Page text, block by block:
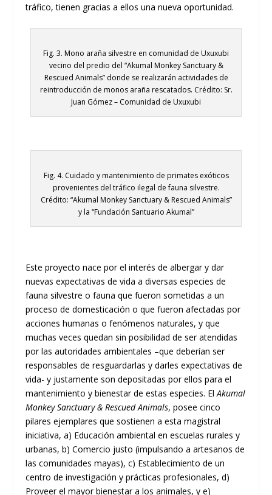
tráfico, tienen gracias a ellos una nueva oportunidad.
Fig. 3. Mono araña silvestre en comunidad de Uxuxubi
vecino del predio del “Akumal Monkey Sanctuary &
Rescued Animals” donde se realizarán actividades de
reintroducción de monos araña rescatados. Crédito: Sr.
Juan Gómez – Comunidad de Uxuxubi
Fig. 4. Cuidado y mantenimiento de primates exóticos
provenientes del tráfico ilegal de fauna silvestre.
Crédito: “Akumal Monkey Sanctuary & Rescued Animals”
y la “Fundación Santuario Akumal”
Este proyecto nace por el interés de albergar y dar
nuevas expectativas de vida a diversas especies de
fauna silvestre o fauna que fueron sometidas a un
proceso de domesticación o que fueron afectadas por
acciones humanas o fenómenos naturales, y que
muchas veces quedan sin posibilidad de ser atendidas
por las autoridades ambientales –que deberían ser
responsables de resguardarlas y darles expectativas de
vida- y justamente son depositadas por ellos para el
mantenimiento y bienestar de estas especies. ElAkumal
Monkey Sanctuary & Rescued Animals, posee cinco
pilares ejemplares que sostienen a esta magistral
iniciativa, a) Educación ambiental en escuelas rurales y
urbanas, b) Comercio justo (impulsando a artesanos de
las comunidades mayas), c) Establecimiento de un
centro de investigación y prácticas profesionales, d)
Proveer el mayor bienestar a los animales, y e)